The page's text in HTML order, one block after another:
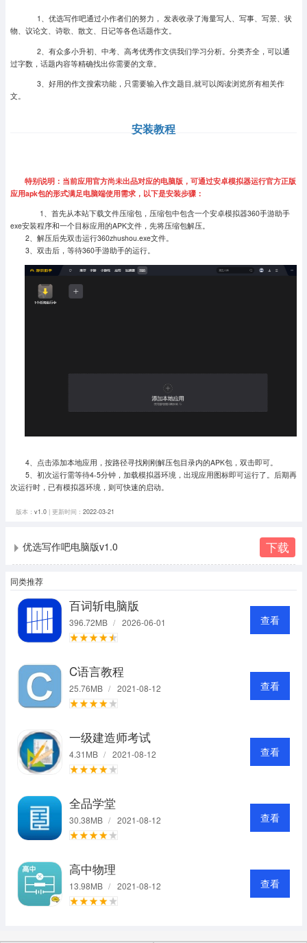
1、优选写作吧通过小作者们的努力， 发表收录了海量写人、写事、写景、状
物、议论文、诗歌、散文、日记等各色话题作文。
2、有众多小升初、中考、高考优秀作文供我们学习分析。分类齐全，可以通
过字数，话题内容等精确找出你需要的文章。
3、好用的作文搜索功能，只需要输入作文题目,就可以阅读浏览所有相关作
文。
安装教程
特别说明：当前应用官方尚未出品对应的电脑版，可通过安卓模拟器运行官方正版
应用apk包的形式满足电脑端使用需求，以下是安装步骤：
1、首先从本站下载文件压缩包，压缩包中包含一个安卓模拟器360手游助手
exe安装程序和一个目标应用的APK文件，先将压缩包解压。
2、解压后先双击运行360zhushou.exe文件。
3、双击后，等待360手游助手的运行。
4、点击添加本地应用，按路径寻找刚刚解压包目录内的APK包，双击即可。
5、初次运行需等待4-5分钟，加载模拟器环境，出现应用图标即可运行了。 后期再
次运行时，已有模拟器环境，则可快速的启动。
版本： v1.0| 更新时间： 2022-03-21
优选写作吧电脑版v1.0 下载
同类推荐
百词斩电脑版
396.72MB / 2026-06-01 查看
C语言教程
25.76MB / 2021-08-12 查看
一级建造师考试
4.31MB / 2021-08-12 查看
全品学堂
30.38MB / 2021-08-12 查看
高中物理
13.98MB / 2021-08-12 查看